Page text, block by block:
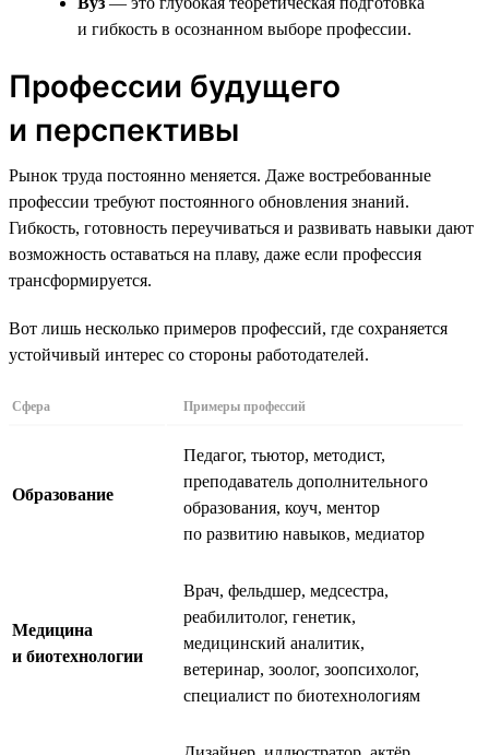
и гибкость в осознанном выборе профессии.
Профессии будущего
и перспективы
Рынок труда постоянно меняется. Даже востребованные
профессии требуют постоянного обновления знаний.
Гибкость, готовность переучиваться и развивать навыки дают
возможность оставаться на плаву, даже если профессия
трансформируется.
Вот лишь несколько примеров профессий, где сохраняется
устойчивый интерес со стороны работодателей.
Сфера Примеры профессий
Образование
Педагог, тьютор, методист,
преподаватель дополнительного
образования, коуч, ментор
по развитию навыков, медиатор
Медицина
и биотехнологии
Врач, фельдшер, медсестра,
реабилитолог, генетик,
медицинский аналитик,
ветеринар, зоолог, зоопсихолог,
специалист по биотехнологиям